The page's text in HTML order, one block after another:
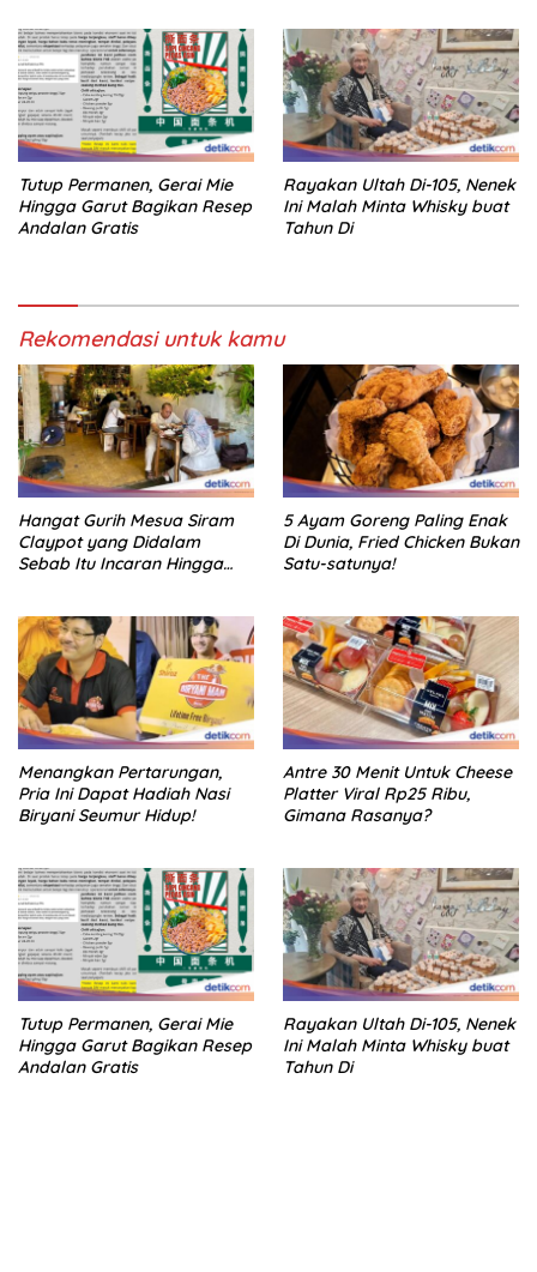
Tutup Permanen, Gerai Mie
Hingga Garut Bagikan Resep
Andalan Gratis
Rayakan Ultah Di-105, Nenek
Ini Malah Minta Whisky buat
Tahun Di
Rekomendasi untuk kamu
Hangat Gurih Mesua Siram
Claypot yang Didalam
Sebab Itu Incaran Hingga
5 Ayam Goreng Paling Enak
Di Dunia, Fried Chicken Bukan
Satu-satunya!
Menangkan Pertarungan,
Pria Ini Dapat Hadiah Nasi
Biryani Seumur Hidup!
Antre 30 Menit Untuk Cheese
Platter Viral Rp25 Ribu,
Gimana Rasanya?
Tutup Permanen, Gerai Mie
Hingga Garut Bagikan Resep
Andalan Gratis
Rayakan Ultah Di-105, Nenek
Ini Malah Minta Whisky buat
Tahun Di